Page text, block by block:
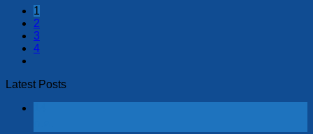
1
2
3
4
Latest Posts